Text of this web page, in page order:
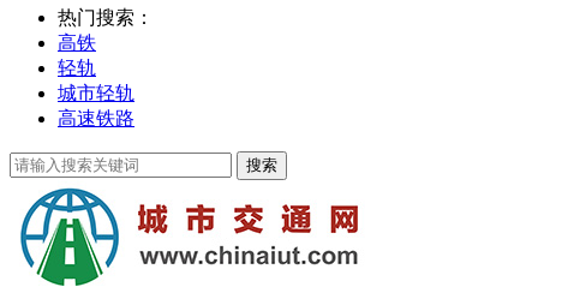
热门搜索：
高铁
轻轨
城市轻轨
高速铁路